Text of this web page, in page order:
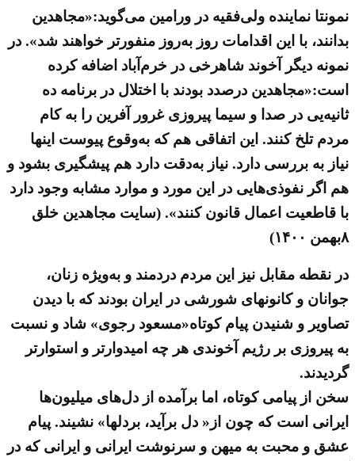
نمونتا نماینده ولی‌فقیه در ورامین می‌گوید:«مجاهدین
بدانند، با این اقدامات روز به‌روز منفورتر خواهند شد». در
نمونه دیگر آخوند شاهرخی در خرم‌آباد اضافه کرده
است:«مجاهدین درصدد بودند با اختلال در برنامه ده
ثانیه‌یی در صدا و سیما پیروزی غرور آفرین را به کام
مردم تلخ کنند. این اتفاقی هم که به‌وقوع پیوست اینها
نیاز به بررسی دارد. نیاز به‌دقت دارد هم پیشگیری بشود و
هم اگر نفوذی‌هایی در این مورد و موارد مشابه وجود دارد
با قاطعیت اعمال قانون کنند». (سایت مجاهدین خلق
۸بهمن ۱۴۰۰)
در نقطه مقابل نیز این مردم دردمند و به‌ویژه زنان،
جوانان و کانونهای شورشی در ایران بودند که با دیدن
تصاویر و شنیدن پیام کوتاه«مسعود رجوی» شاد و نسبت
به پیروزی بر رژیم آخوندی هر چه امیدوارتر و استوارتر
گردیدند.
سخن از پیامی کوتاه، اما برآمده از دل‌های میلیون‌ها
ایرانی است که چون از« دل برآید، بردلها» نشیند. پیام
عشق و محبت به میهن و سرنوشت ایرانی و ایرانی که در